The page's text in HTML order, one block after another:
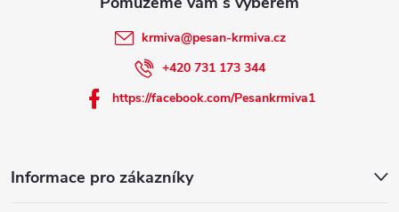
Informace pro zákazníky
krmiva@pesan-krmiva.cz
+420 731 173 344
https://facebook.com/Pesankrmiva1